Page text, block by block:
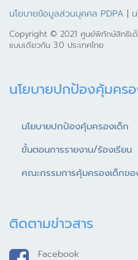
นโยบายข้อมูลส่วนบุคคล PDPA |
Copyright © 2021 ศูนย์พิทักษ์สิทธิเด็
แบบเดียวกัน 3.0 ประเทศไทย
นโยบายปกป้องคุ้มคร
นโยบายปกป้องคุ้มครองเด็ก
ขั้นตอนการรายงาน/ร้องเรียน
คณะกรรมการคุ้มครองเด็กข
ติดตามข่าวสาร
Facebook